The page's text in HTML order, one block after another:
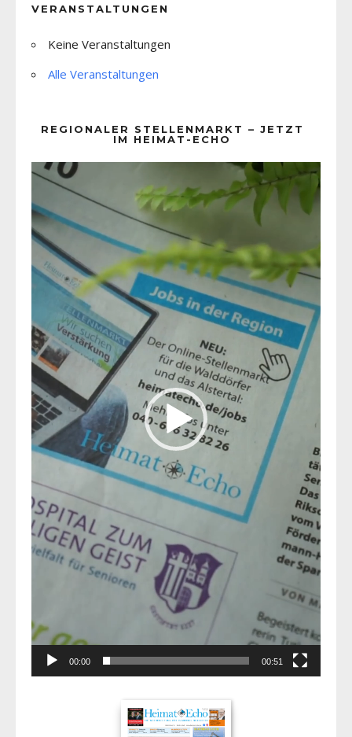
VERANSTALTUNGEN
Keine Veranstaltungen
Alle Veranstaltungen
REGIONALER STELLENMARKT – JETZT
IM HEIMAT-ECHO
Player
00:00 00:51